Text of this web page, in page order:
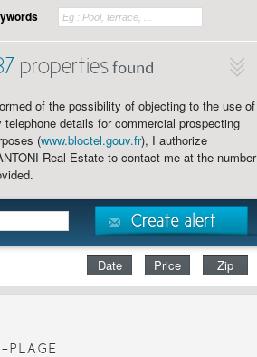
propertiesfound
of the possibility of objecting to the use of
telephone details for commercial prospecting
(www.bloctel.gouv.fr), I authorize
Real Estate to contact me at the number
Date Price Zip
PLAGE